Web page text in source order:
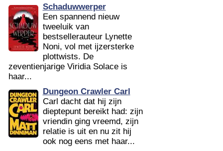
Schaduwwerper
Een spannend nieuw
tweeluik van
bestsellerauteur Lynette
Noni, vol met ijzersterke
plottwists. De
zeventienjarige Viridia Solace is
haar...
Dungeon Crawler Carl
Carl dacht dat hij zijn
dieptepunt bereikt had: zijn
vriendin ging vreemd, zijn
relatie is uit en nu zit hij
ook nog eens met haar...